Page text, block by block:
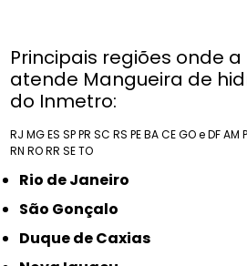
Principais regiões onde a
atende Mangueira de
do Inmetro:
RJ MGES SPPR SC RS PEBACEGO e DFAM
RN RORR SETO
Rio de Janeiro
São Gonçalo
Duque de Caxias